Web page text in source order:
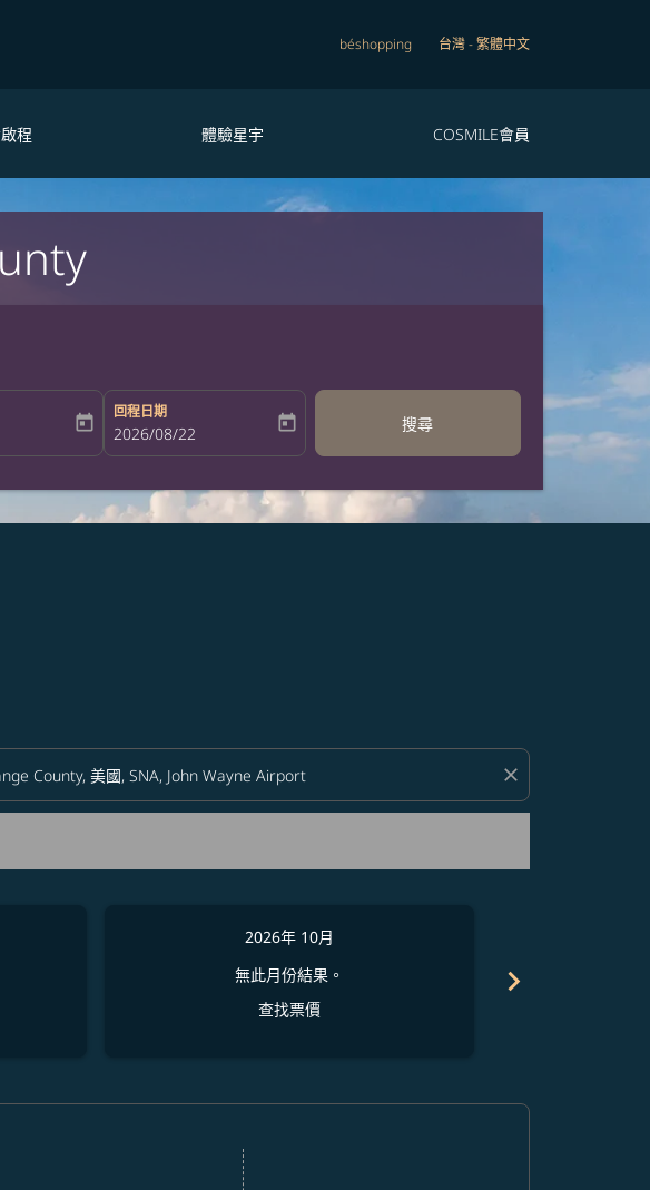
béshopping 台灣-繁體中文
程 體驗星宇 COSMILE會員
date-aria-label
today
回程日期
fc-booking-return-date-aria-label
2026/08/22 today 搜尋
close
2026年 10月
無此月份結果。
查找票價
chevron_right
view-offers-disclaimer. 查找票價
cmp-view-offers-disclaimer. 查找票價
cmp-view-offers-disclaimer. 查找票價
TPE–SNA: cmp-view-offers-disclaimer. 查找票價
TPE–SNA: cmp-view-offers-disclaimer. 查找票價
TPE–SNA: cmp-view-offers-disclaimer. 查找票價
TPE–SNA: cmp-view-offers-disclaimer. 查找票價
TPE–SNA: cmp-view-offers-disclaimer. 查找票價
TPE–SNA: cmp-view-offers-disclaimer. 查找票價
TPE–SNA: cmp-view-offers-disclaimer. 查找票價